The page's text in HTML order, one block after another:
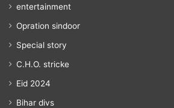
entertainment
Opration sindoor
Special story
C.H.O. stricke
Eid 2024
Bihar divs